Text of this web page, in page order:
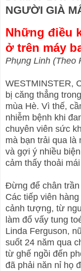
NGƯỜI GIÀ
Những điều
ở trên máy
Phụng Linh (Theo
WESTMINSTER,
bị căng thẳng
mùa Hè. Vì thế,
nhiễm bệnh khi
chuyên viên sức
mà bạn trải qua là
và gợi ý nhiều
cảm thấy thoải
Đừng để chân trần
Các tiếp viên
cảnh tượng, từ
làm đổ vấy tung
Linda Ferguson,
suốt 24 năm qua
từ ghế ngồi đến
đã phải năn nỉ họ